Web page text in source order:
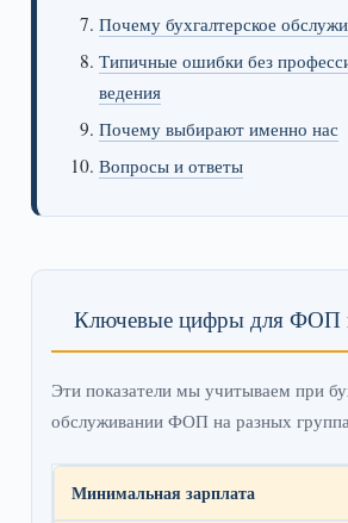
Почему бухгалтерское
Типичные ошибки без
ведения
Почему выбирают именно нас
Вопросы и ответы
Ключевые цифры для ФОП
Эти показатели мы учитываем при
обслуживании ФОП на разных
Минимальная зарплата